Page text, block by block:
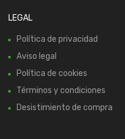
LEGAL
Política de privacidad
Aviso legal
Política de cookies
Términos y condiciones
Desistimiento de compra